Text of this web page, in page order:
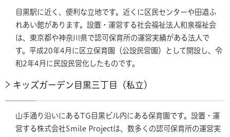
目黒駅に近く、便利な立地です。近くに区民センターや田道ふ
れあい館があります。設置・運営する社会福祉法人和泉福祉会
は、東京都や神奈川県で認可保育所の運営実績がある法人で
す。平成20年4月に区立保育園（公設民営園）として開設し、令
和2年4月に民設民営化したものです。
キッズガーデン目黒三丁目（私立）
山手通り沿いにあるTG目黒ビル内にある保育園です。設置・運
営する株式会社Smile Projectは、数多くの認可保育所の運営実